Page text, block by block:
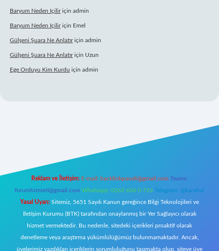
Baryum Neden Içiliriçin admin
Baryum Neden Içiliriçin Emel
Gülşeni Şuara Ne Anlatıriçin admin
Gülşeni Şuara Ne Anlatıriçin Uzun
Ege Orduyu Kim Kurdu için admin
Reklam ve İletişim: E-mail: backlinkpaneli@gmail.com Teams:
forumhizmeti@gmail.com Whatsapp: 0262 606 0 726 Telegram: @karabul
Yasal Uyarı: Sitemiz, 5651 Sayılı Kanun gereğince Bilgi Teknolojileri ve
İletişim Kurumu (BTK) tarafından onaylanmış bir Yer Sağlayıcı olarak
hizmet vermektedir. Bu nedenle, sitedeki içerikleri proaktif olarak
denetleme veya araştırma yükümlülüğümüz bulunmamaktadır. Ancak,
üyelerimiz yazdıkları içeriklerin sorumluluğunu taşımakta olup, siteye üye